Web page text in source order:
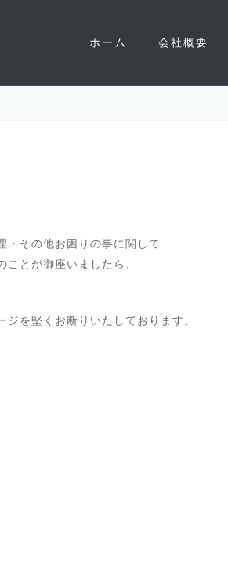
ホーム 会社概要
・その他お困りの事に関して
とが御座いましたら、
を堅くお断りいたしております。